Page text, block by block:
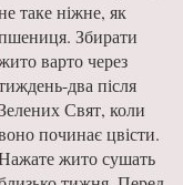
таке ніжне, як
Збирати
варто через
два після
Свят, коли
починає цвісти.
жито сушать